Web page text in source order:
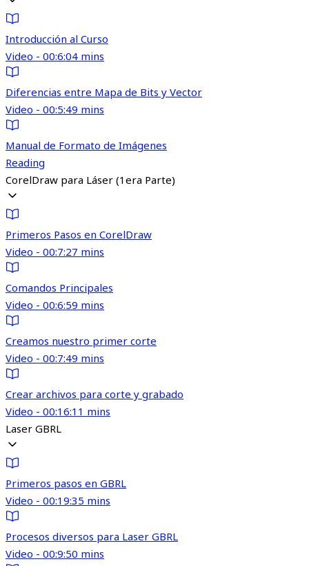
Introducción al Curso
Video - 00:6:04 mins
Diferencias entre Mapa de Bits y Vector
Video - 00:5:49 mins
Manual de Formato de Imágenes
Reading
CorelDraw para Láser (1era Parte)
Primeros Pasos en CorelDraw
Video - 00:7:27 mins
Comandos Principales
Video - 00:6:59 mins
Creamos nuestro primer corte
Video - 00:7:49 mins
Crear archivos para corte y grabado
Video - 00:16:11 mins
Laser GBRL
Primeros pasos en GBRL
Video - 00:19:35 mins
Procesos diversos para Laser GBRL
Video - 00:9:50 mins